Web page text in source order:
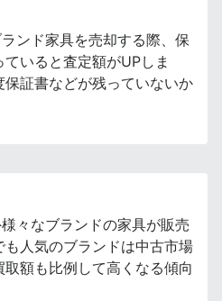
ンド家具を売却する際、保
いると査定額がUPしま
証書などが残っていないか
々なブランドの家具が販売
人気のブランドは中古市場
額も比例して高くなる傾向